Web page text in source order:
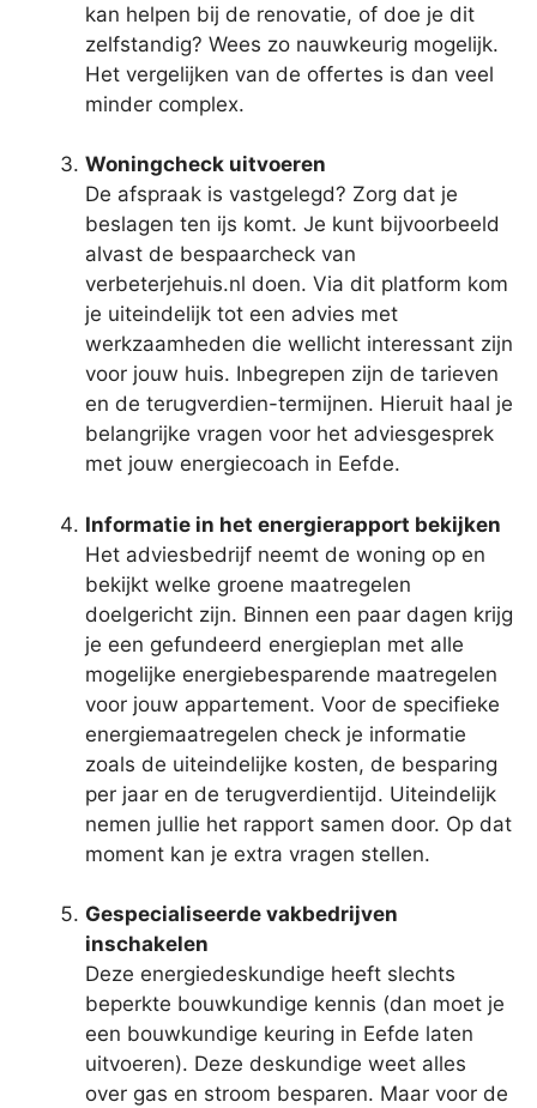
kan helpen bij de renovatie, of doe je dit
zelfstandig? Wees zo nauwkeurig mogelijk.
Het vergelijken van de offertes is dan veel
minder complex.
Woningcheck uitvoeren
De afspraak is vastgelegd? Zorg dat je
beslagen ten ijs komt. Je kunt bijvoorbeeld
alvast de bespaarcheck van
verbeterjehuis.nl doen. Via dit platform kom
je uiteindelijk tot een advies met
werkzaamheden die wellicht interessant zijn
voor jouw huis. Inbegrepen zijn de tarieven
en de terugverdien-termijnen. Hieruit haal je
belangrijke vragen voor het adviesgesprek
met jouw energiecoach in Eefde.
Informatie in het energierapport bekijken
Het adviesbedrijf neemt de woning op en
bekijkt welke groene maatregelen
doelgericht zijn. Binnen een paar dagen krijg
je een gefundeerd energieplan met alle
mogelijke energiebesparende maatregelen
voor jouw appartement. Voor de specifieke
energiemaatregelen check je informatie
zoals de uiteindelijke kosten, de besparing
per jaar en de terugverdientijd. Uiteindelijk
nemen jullie het rapport samen door. Op dat
moment kan je extra vragen stellen.
Gespecialiseerde vakbedrijven
inschakelen
Deze energiedeskundige heeft slechts
beperkte bouwkundige kennis (dan moet je
een bouwkundige keuring in Eefde laten
uitvoeren). Deze deskundige weet alles
over gas en stroom besparen. Maar voor de